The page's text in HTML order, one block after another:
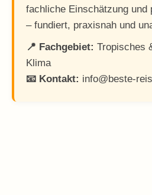
fachliche Einschätzung und
– fundiert, praxisnah und
📍 Fachgebiet: Tropisches
Klima
📧 Kontakt: info@beste-